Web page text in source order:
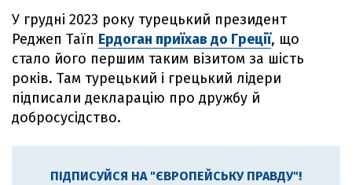
У грудні 2023 року турецький президент
Реджеп Таїп Ердоган приїхав до Греції, що
стало його першим таким візитом за шість
років. Там турецький і грецький лідери
підписали декларацію про дружбу й
добросусідство.
ПІДПИСУЙСЯ НА "ЄВРОПЕЙСЬКУ ПРАВДУ"!